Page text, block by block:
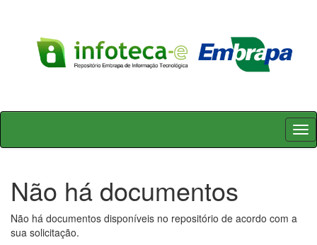
Skip
Não há documentos
Não há documentos disponíveis no repositório de acordo com a
sua solicitação.